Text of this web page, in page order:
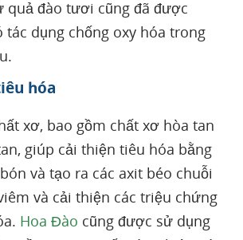
quả đào tươi cũng đã được
tác dụng chống oxy hóa trong
hóa
xơ, bao gồm chất xơ hòa tan
giúp cải thiện tiêu hóa bằng
và tạo ra các axit béo chuỗi
và cải thiện các triệu chứng
Hoa Đào cũng được sử dụng